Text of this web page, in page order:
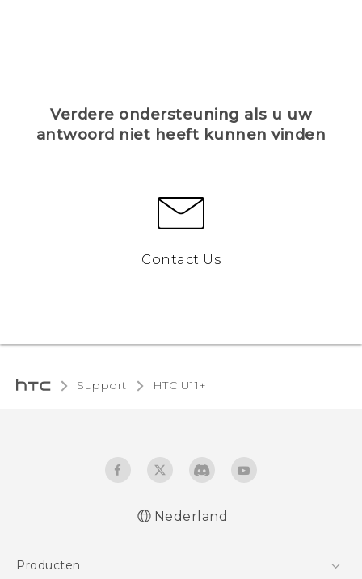
Verdere ondersteuning als u uw
antwoord niet heeft kunnen vinden
Contact Us
Support HTC U11+‎
Nederlands - Gebruikershandleiding
Nederland
Producten